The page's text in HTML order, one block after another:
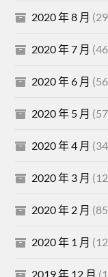
2020 年 8 月
2020 年 7 月
2020 年 6 月
2020 年 5 月
2020 年 4 月
2020 年 3 月
2020 年 2 月
2020 年 1 月
2019 年 12 月